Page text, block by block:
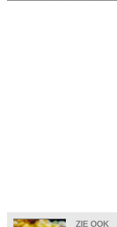
ZIE OOK